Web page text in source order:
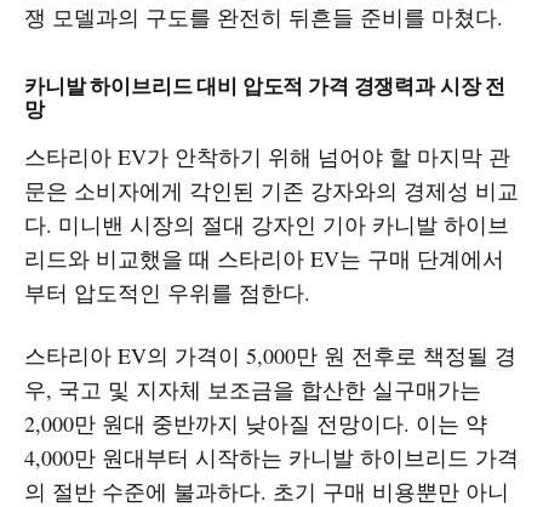
쟁 모델과의 구도를 완전히 뒤흔들 준비를 마쳤다.
카니발 하이브리드 대비 압도적 가격 경쟁력과 시장 전
망
스타리아 EV가 안착하기 위해 넘어야 할 마지막 관
문은 소비자에게 각인된 기존 강자와의 경제성 비교
다. 미니밴 시장의 절대 강자인 기아 카니발 하이브
리드와 비교했을 때 스타리아 EV는 구매 단계에서
부터 압도적인 우위를 점한다.
스타리아 EV의 가격이 5,000만 원 전후로 책정될 경
우, 국고 및 지자체 보조금을 합산한 실구매가는
2,000만 원대 중반까지 낮아질 전망이다. 이는 약
4,000만 원대부터 시작하는 카니발 하이브리드 가격
의 절반 수준에 불과하다. 초기 구매 비용뿐만 아니